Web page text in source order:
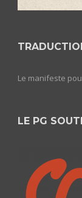
Le manifeste
LE PG